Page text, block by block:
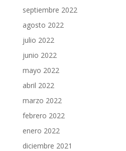
septiembre 2022
agosto 2022
julio 2022
junio 2022
mayo 2022
abril 2022
marzo 2022
febrero 2022
enero 2022
diciembre 2021